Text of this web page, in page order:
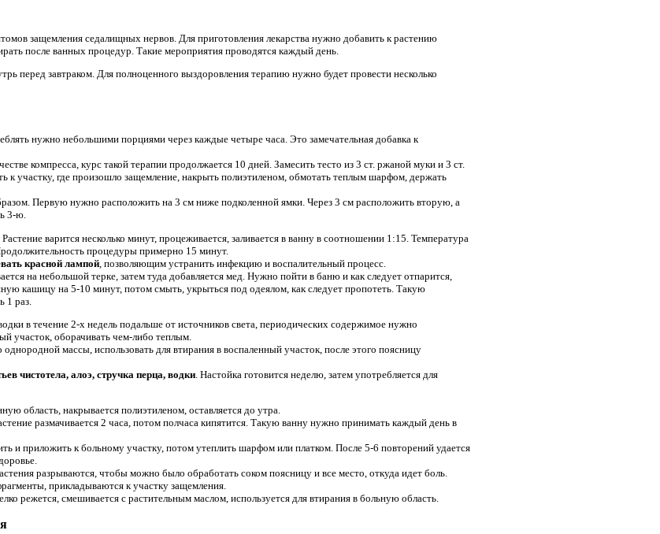
защемления седалищных нервов. Для приготовления лекарства нужно добавить к растению
после ванных процедур. Такие мероприятия проводятся каждый день.
перед завтраком. Для полноценного выздоровления терапию нужно будет провести несколько
нужно небольшими порциями через каждые четыре часа. Это замечательная добавка к
компресса, курс такой терапии продолжается 10 дней. Замесить тесто из 3 ст. ржаной муки и 3 ст.
к участку, где произошло защемление, накрыть полиэтиленом, обмотать теплым шарфом, держать
Первую нужно расположить на 3 см ниже подколенной ямки. Через 3 см расположить вторую, а
3-ю.
. Растение варится несколько минут, процеживается, заливается в ванну в соотношении 1:15. Температура
процедуры примерно 15 минут.
красной лампой , позволяющим устранить инфекцию и воспалительный процесс.
на небольшой терке, затем туда добавляется мед. Нужно пойти в баню и как следует отпарится,
кашицу на 5-10 минут, потом смыть, укрыться под одеялом, как следует пропотеть. Такую
1 раз.
в течение 2-х недель подальше от источников света, периодических содержимое нужно
участок, оборачивать чем-либо теплым.
однородной массы, использовать для втирания в воспаленный участок, после этого поясницу
чистотела, алоэ, стручка перца, водки. Настойка готовится неделю, затем употребляется для
область, накрывается полиэтиленом, оставляется до утра.
размачивается 2 часа, потом полчаса кипятится. Такую ванну нужно принимать каждый день в
и приложить к больному участку, потом утеплить шарфом или платком. После 5-6 повторений удается
разрываются, чтобы можно было обработать соком поясницу и все место, откуда идет боль.
прикладываются к участку защемления.
режется, смешивается с растительным маслом, используется для втирания в больную область.